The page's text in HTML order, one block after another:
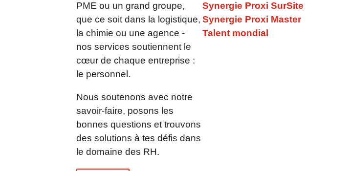
PME ou un grand groupe,
que ce soit dans la logistique,
la chimie ou une agence -
nos services soutiennent le
cœur de chaque entreprise :
le personnel.
Nous soutenons avec notre
savoir-faire, posons les
bonnes questions et trouvons
des solutions à tes défis dans
le domaine des RH.
Synergie Proxi SurSite
Synergie Proxi Master
Talent mondial
Année commerciale réussie 2017 chez SYNERGIE Personal
Téléchargement PDF – 21.03.2018
SYNERGIE Personal Deutschland ouvre une nouvelle succursale à
SYNERGIE Personal Deutschland ouvre une nouvelle succursale à
Téléchargement PDF – 28.02.2018
SYNERGIE Personal Deutschland GmbH fusionne avec la société